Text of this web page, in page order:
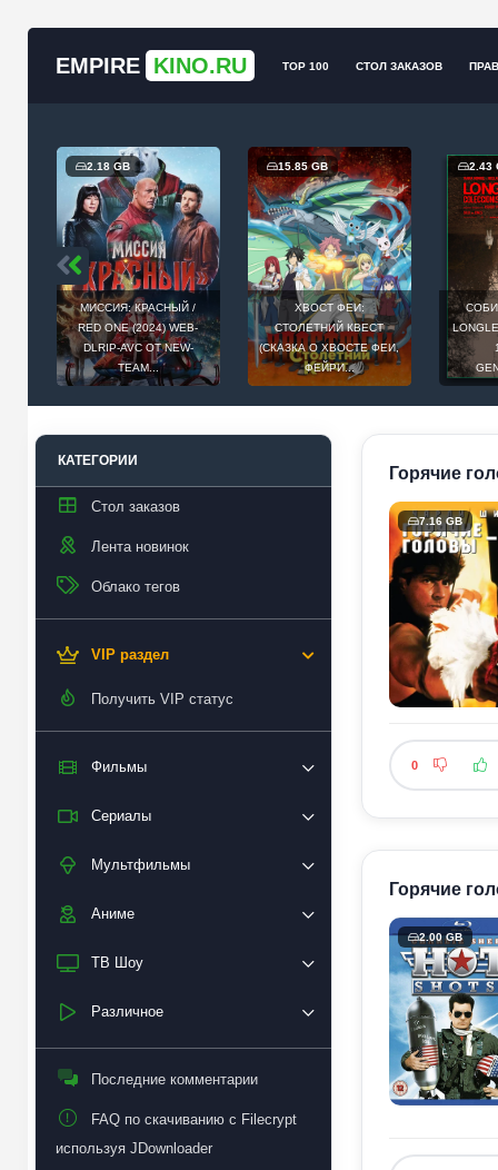
EMPIRE KINO.RU TOP 100 СТОЛ ЗАКАЗОВ
2.18 GB
МИССИЯ: КРАСНЫЙ /
RED ONE (2024) WEB-
DLRIP-AVC ОТ NEW-
TEAM...
15.85 GB
ХВОСТ ФЕИ:
СТОЛЕТНИЙ КВЕСТ
(СКАЗКА О ХВОСТЕ ФЕИ,
ФЕЙРИ...
2.43
КАТЕГОРИИ
Стол заказов
Лента новинок
Облако тегов
VIP раздел
Получить VIP статус
Фильмы
Сериалы
Мультфильмы
Аниме
ТВ Шоу
Различное
Последние комментарии
FAQ по скачиванию с Filecrypt
используя JDownloader
Горячие
7.16 GB
0
Горячие
2.00 GB